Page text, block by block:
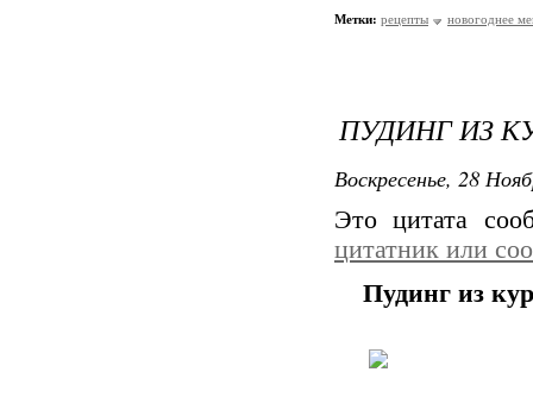
Метки: рецепты новогоднее
ПУДИНГ ИЗ
Воскресенье, 28
Это цитата
цитатник или
Пудинг из